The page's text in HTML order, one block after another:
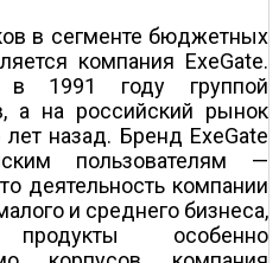
в сегменте бюджетных
компания ExeGate.
1991 году группой
а на российский рынок
назад. Бренд ExeGate
пользователям —
деятельность компании
и среднего бизнеса,
особенно